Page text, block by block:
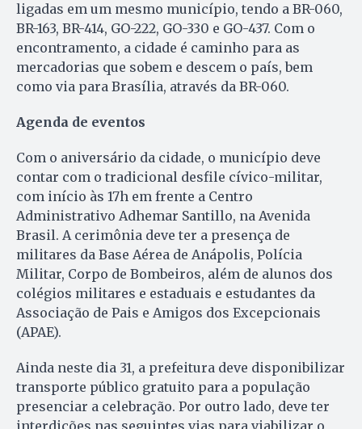
ligadas em um mesmo município, tendo a BR-060,
BR-163, BR-414, GO-222, GO-330 e GO-437. Com o
encontramento, a cidade é caminho para as
mercadorias que sobem e descem o país, bem
como via para Brasília, através da BR-060.
Agenda de eventos
Com o aniversário da cidade, o município deve
contar com o tradicional desfile cívico-militar,
com início às 17h em frente a Centro
Administrativo Adhemar Santillo, na Avenida
Brasil. A cerimônia deve ter a presença de
militares da Base Aérea de Anápolis, Polícia
Militar, Corpo de Bombeiros, além de alunos dos
colégios militares e estaduais e estudantes da
Associação de Pais e Amigos dos Excepcionais
(APAE).
Ainda neste dia 31, a prefeitura deve disponibilizar
transporte público gratuito para a população
presenciar a celebração. Por outro lado, deve ter